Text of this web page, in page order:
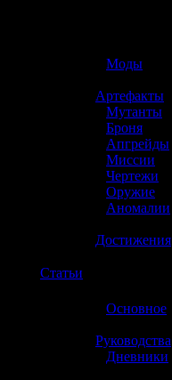
Моды
Артефакты
Мутанты
Броня
Апгрейды
Миссии
Чертежи
Оружие
Аномалии
Достижения
Статьи
Основное
Руководства
Дневники